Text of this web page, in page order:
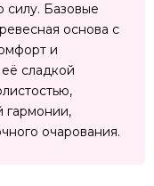
Базовые
основа с
и
сладкой
гармонии,
очарования.